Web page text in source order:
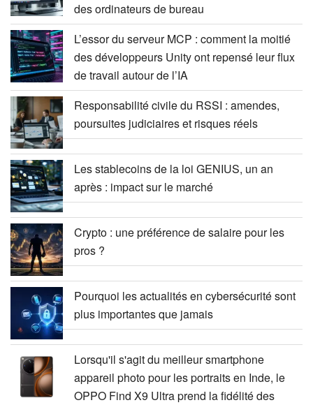
des ordinateurs de bureau
L’essor du serveur MCP : comment la moitié
des développeurs Unity ont repensé leur flux
de travail autour de l’IA
Responsabilité civile du RSSI : amendes,
poursuites judiciaires et risques réels
Les stablecoins de la loi GENIUS, un an
après : impact sur le marché
Crypto : une préférence de salaire pour les
pros ?
Pourquoi les actualités en cybersécurité sont
plus importantes que jamais
Lorsqu'il s'agit du meilleur smartphone
appareil photo pour les portraits en Inde, le
OPPO Find X9 Ultra prend la fidélité des